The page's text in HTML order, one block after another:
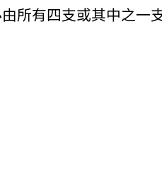
所有四支或其中之一